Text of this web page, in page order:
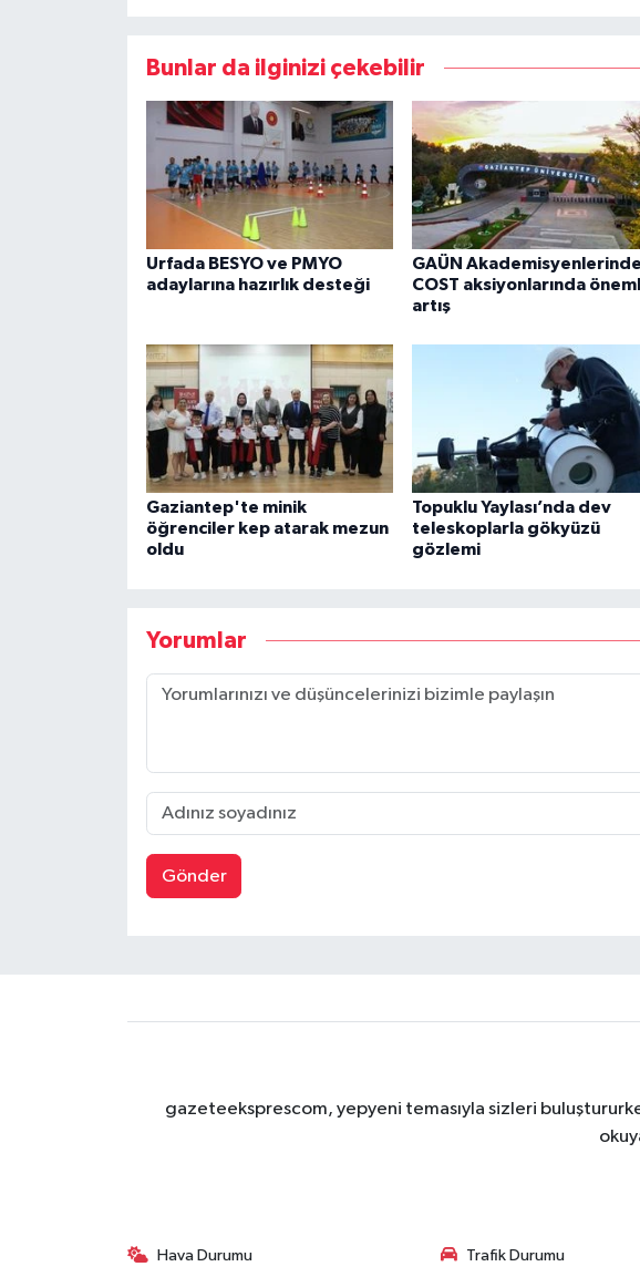
Bunlar da ilginizi çekebilir
Urfada BESYO ve PMYO
adaylarına hazırlık desteği
GAÜN
COST aksiyonlarında
artış
Gaziantep'te minik
öğrenciler kep atarak mezun
oldu
Topuklu Yaylası’nda dev
teleskoplarla gökyüzü
gözlemi
Yorumlar
Gönder
gazeteeksprescom, yepyeni temasıyla sizleri
Hava Durumu Trafik Durumu